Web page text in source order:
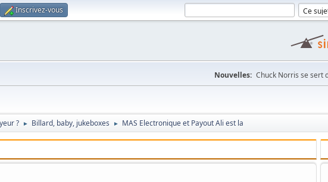
Inscrivez-vous
Nouvelles: Chuck Norris se sert
? ► Billard, baby, jukeboxes ► MAS Electronique et Payout Ali est la